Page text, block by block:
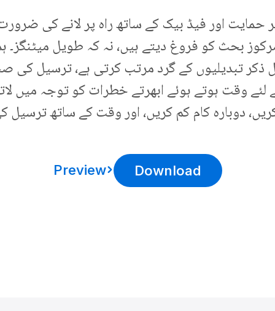
حمایت اور فیڈ بیک کے ساتھ راہ پر لانے کی
بحث کو فروغ دیتے ہیں، نہ کہ طویل میٹنگز۔
تبدیلیوں کے گرد مرتب کرتی ہے، ترسیل کی
لئے وقت ہوتے ہوئے ابھرتے خطرات کو توجہ میں
دوبارہ کام کم کریں، اور وقت کے ساتھ
Download
Preview